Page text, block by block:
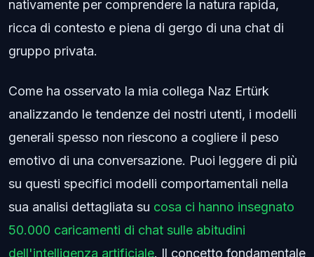
nativamente per comprendere la natura rapida,
ricca di contesto e piena di gergo di una chat di
gruppo privata.
Come ha osservato la mia collega Naz Ertürk
analizzando le tendenze dei nostri utenti, i modelli
generali spesso non riescono a cogliere il peso
emotivo di una conversazione. Puoi leggere di più
su questi specifici modelli comportamentali nella
sua analisi dettagliata su cosa ci hanno insegnato
50.000 caricamenti di chat sulle abitudini
dell'intelligenza artificiale. Il concetto fondamentale